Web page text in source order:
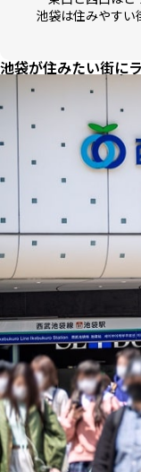
池袋は住みやすい
池袋が住みたい街に